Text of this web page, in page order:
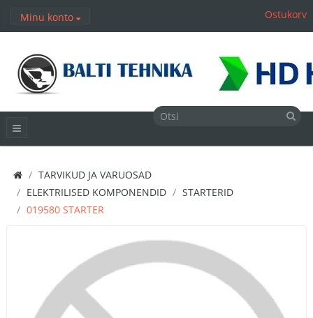
Minu konto Ostukorv
TARVIKUD JA VARUOSAD
ELEKTRILISED KOMPONENDID
STARTERID
019580 STARTER